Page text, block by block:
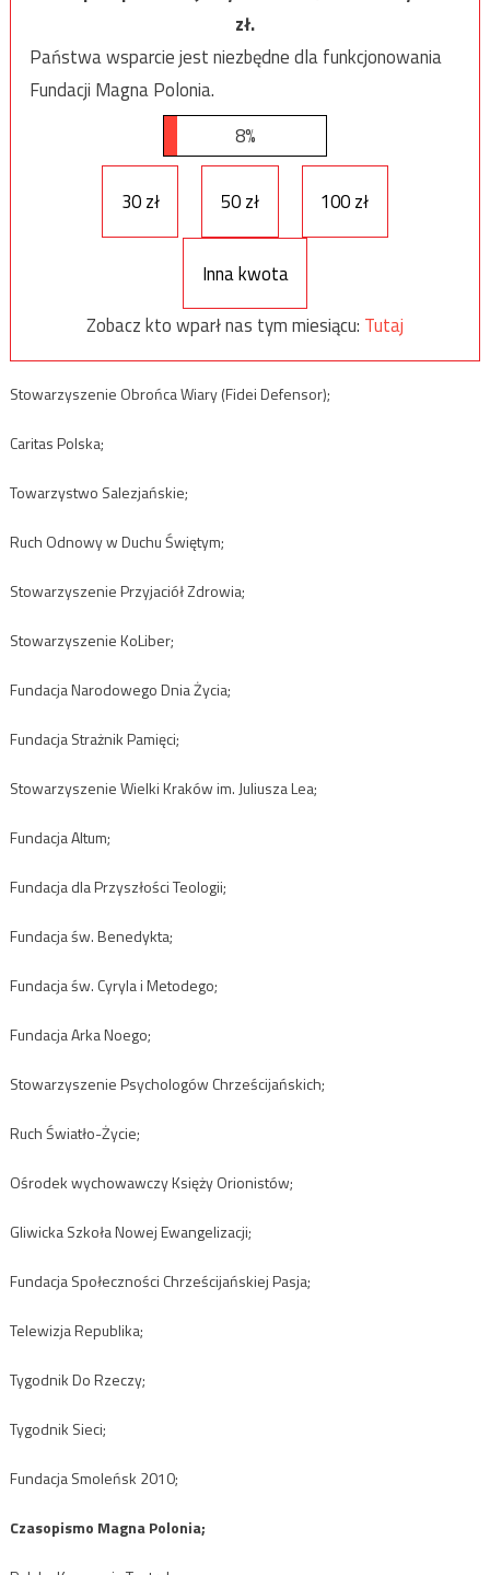
zł.
Państwa wsparcie jest niezbędne dla funkcjonowania
Fundacji Magna Polonia.
8%
30 zł 50 zł 100 zł
Inna kwota
Zobacz kto wparł nas tym miesiącu: Tutaj
Stowarzyszenie Obrońca Wiary (Fidei Defensor);
Caritas Polska;
Towarzystwo Salezjańskie;
Ruch Odnowy w Duchu Świętym;
Stowarzyszenie Przyjaciół Zdrowia;
Stowarzyszenie KoLiber;
Fundacja Narodowego Dnia Życia;
Fundacja Strażnik Pamięci;
Stowarzyszenie Wielki Kraków im. Juliusza Lea;
Fundacja Altum;
Fundacja dla Przyszłości Teologii;
Fundacja św. Benedykta;
Fundacja św. Cyryla i Metodego;
Fundacja Arka Noego;
Stowarzyszenie Psychologów Chrześcijańskich;
Ruch Światło-Życie;
Ośrodek wychowawczy Księży Orionistów;
Gliwicka Szkoła Nowej Ewangelizacji;
Fundacja Społeczności Chrześcijańskiej Pasja;
Telewizja Republika;
Tygodnik Do Rzeczy;
Tygodnik Sieci;
Fundacja Smoleńsk 2010;
Czasopismo Magna Polonia;